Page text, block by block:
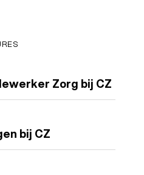
Zorg bij CZ
bij CZ